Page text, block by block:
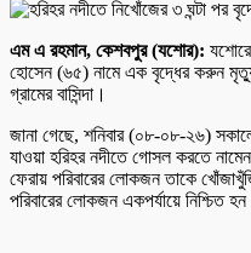
এম এ রহমান, কেশবপুর (যশোর):
হোসেন (৬৫) নামে এক বৃদ্ধের করুন
গ্রামের বাসিন্দা।
জানা গেছে, শনিবার (০৮-০৮-২৬)
যাওয়া হরিহর নদীতে গোসল করতে
ফেরায় পরিবারের লোকজন তাকে
পরিবারের লোকজন একপর্যায়ে নিশ্চিত